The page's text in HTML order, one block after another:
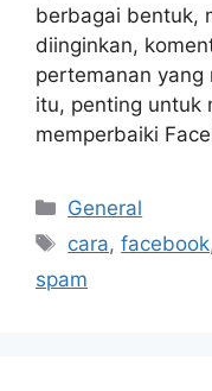
berbagai bentuk,
diinginkan,
pertemanan yang
itu, penting untuk
memperbaiki
Categories
General
Tags
cara,facebook
spam